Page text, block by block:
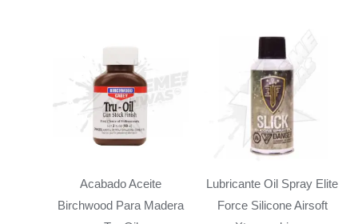
Acabado Aceite
Birchwood Para Madera
Lubricante Oil Spray Elite
Force Silicone Airsoft